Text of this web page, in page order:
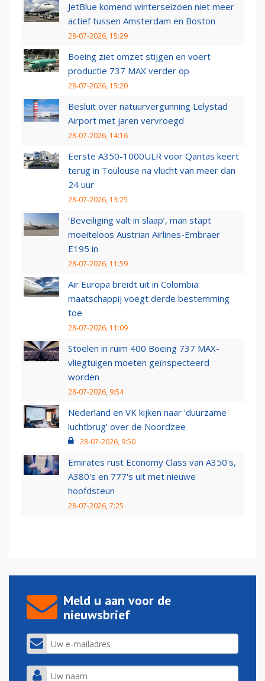
JetBlue komend winterseizoen niet meer
actief tussen Amsterdam en Boston
28-07-2026, 15:29
Boeing ziet omzet stijgen en voert
productie 737 MAX verder op
28-07-2026, 15:20
Besluit over natuurvergunning Lelystad
Airport met jaren vervroegd
28-07-2026, 14:16
Eerste A350-1000ULR voor Qantas keert
terug in Toulouse na vlucht van meer dan
24 uur
28-07-2026, 13:25
‘Beveiliging valt in slaap’, man stapt
moeiteloos Austrian Airlines-Embraer
E195 in
28-07-2026, 11:59
Air Europa breidt uit in Colombia:
maatschappij voegt derde bestemming
toe
28-07-2026, 11:09
Stoelen in ruim 400 Boeing 737 MAX-
vliegtuigen moeten geïnspecteerd
worden
28-07-2026, 9:54
Nederland en VK kijken naar 'duurzame
luchtbrug' over de Noordzee
28-07-2026, 9:50
Emirates rust Economy Class van A350's,
A380's en 777's uit met nieuwe
hoofdsteun
28-07-2026, 7:25
Meld u aan voor de
nieuwsbrief